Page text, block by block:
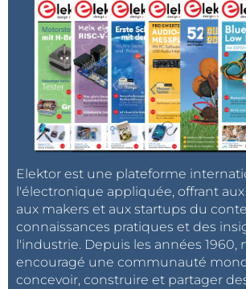
Elektor est une plateforme
l'électronique appliquée, offrant
aux makers et aux startups du
connaissances pratiques et des
l'industrie. Depuis les années 1960,
encouragé une communauté
concevoir, construire et partager